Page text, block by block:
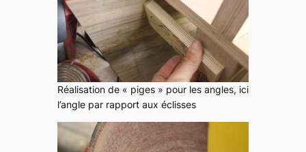
Réalisation de « piges » pour les angles, ici
l’angle par rapport aux éclisses